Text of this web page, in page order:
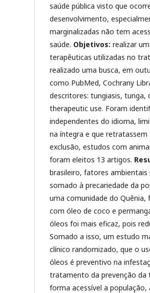
saúde pública visto que
desenvolvimento,
marginalizadas não tem
saúde. Objetivos: realizar
terapêuticas utilizadas no
realizado uma busca, em
como PubMed, Cochrany
descritores: tungiasis,
therapeutic use. Foram
independentes do idioma,
na íntegra e que
exclusão, estudos com
foram eleitos 13 artigos.
brasileiro, fatores ambientais
somado à precariedade da
uma comunidade do Quênia,
com óleo de coco e
óleos foi mais eficaz, pois
Somado a isso, um estudo
clínico randomizado, que o
óleos é preventivo na
tratamento da prevenção da
forma acessível a